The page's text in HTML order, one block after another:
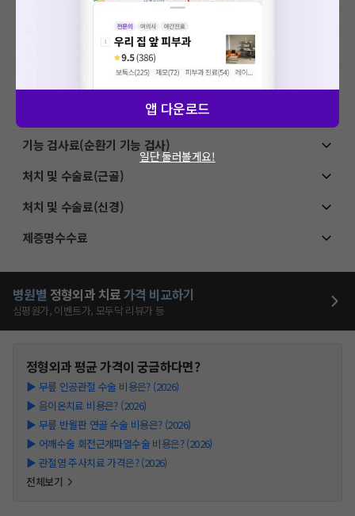
초음파 검사료(진단초음파)
내시경, 천자 및 생검료
기능 검사료(순환기 기능 검사)
처치 및 수술료(근골)
처치 및 수술료(신경)
제증명수수료
병원별 정형외과 치료가격 비교하기
심평원가, 이벤트가, 모두닥 리뷰가 등
정형외과평균 가격이 궁금하다면?
▶ 무릎 인공관절 수술 비용은? (2026)
▶ 음이온치료 비용은? (2026)
▶ 무릎 반월판 연골 수술 비용은? (2026)
▶ 어깨수술 회전근개파열수술 비용은? (2026)
▶ 관절염 주사치료 가격은? (2026)
전체보기
앱 다운로드
일단 둘러볼게요!